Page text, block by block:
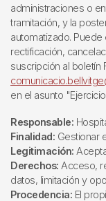
administraciones o
tramitación, y la
automatizado.
rectificación,
suscripción al boletín
en el asunto
Responsable:
Finalidad: Gestionar
Legitimación:
Derechos: Acceso,
datos, limitación y
Procedencia: El